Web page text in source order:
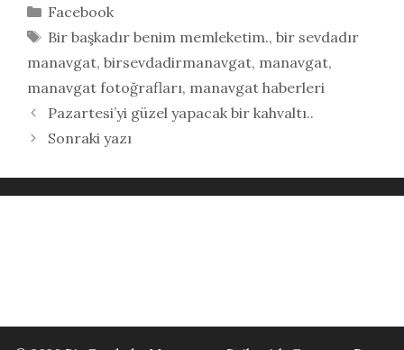
Kategoriler
Facebook
Etiketler
Bir başkadır benim memleketim., bir sevdadır
manavgat, birsevdadirmanavgat, manavgat,
manavgat fotoğrafları, manavgat haberleri
Pazartesi’yi güzel yapacak bir kahvaltı..
Sonraki yazı